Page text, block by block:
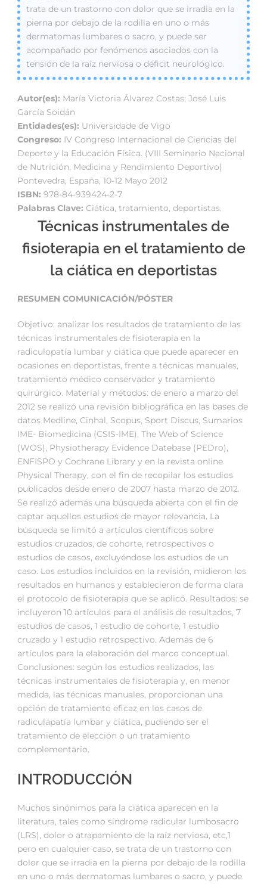
trata de un trastorno con dolor que se irradia en la
pierna por debajo de la rodilla en uno o más
dermatomas lumbares o sacro, y puede ser
acompañado por fenómenos asociados con la
tensión de la raíz nerviosa o déficit neurológico.
Autor(es): María Victoria Álvarez Costas; José Luis
García Soidán
Entidades(es): Universidade de Vigo
Congreso: IV Congreso Internacional de Ciencias del
Deporte y la Educación Física. (VIII Seminario Nacional
de Nutrición, Medicina y Rendimiento Deportivo)
Pontevedra, España, 10-12 Mayo 2012
ISBN: 978-84-939424-2-7
Palabras Clave: Ciática, tratamiento, deportistas.
Técnicas instrumentales de
fisioterapia en el tratamiento de
la ciática en deportistas
RESUMEN COMUNICACIÓN/PÓSTER
Objetivo: analizar los resultados de tratamiento de las
técnicas instrumentales de fisioterapia en la
radiculopatía lumbar y ciática que puede aparecer en
ocasiones en deportistas, frente a técnicas manuales,
tratamiento médico conservador y tratamiento
quirúrgico. Material y métodos: de enero a marzo del
2012 se realizó una revisión bibliográfica en las bases de
datos Medline, Cinhal, Scopus, Sport Discus, Sumarios
IME- Biomedicina (CSIS-IME), The Web of Science
(WOS), Physiotherapy Evidence Datebase (PEDro),
ENFISPO y Cochrane Library y en la revista online
Physical Therapy, con el fin de recopilar los estudios
publicados desde enero de 2007 hasta marzo de 2012.
Se realizó además una búsqueda abierta con el fin de
captar aquellos estudios de mayor relevancia. La
búsqueda se limitó a artículos científicos sobre
estudios cruzados, de cohorte, retrospectivos o
estudios de casos, excluyéndose los estudios de un
caso. Los estudios incluidos en la revisión, midieron los
resultados en humanos y establecieron de forma clara
el protocolo de fisioterapia que se aplicó. Resultados: se
incluyeron 10 artículos para el análisis de resultados, 7
estudios de casos, 1 estudio de cohorte, 1 estudio
cruzado y 1 estudio retrospectivo. Además de 6
artículos para la elaboración del marco conceptual.
Conclusiones: según los estudios realizados, las
técnicas instrumentales de fisioterapia y, en menor
medida, las técnicas manuales, proporcionan una
opción de tratamiento eficaz en los casos de
radiculapatía lumbar y ciática, pudiendo ser el
tratamiento de elección o un tratamiento
complementario.
INTRODUCCIÓN
Muchos sinónimos para la ciática aparecen en la
literatura, tales como síndrome radicular lumbosacro
(LRS), dolor o atrapamiento de la raíz nerviosa, etc,1
pero en cualquier caso, se trata de un trastorno con
dolor que se irradia en la pierna por debajo de la rodilla
en uno o más dermatomas lumbares o sacro, y puede